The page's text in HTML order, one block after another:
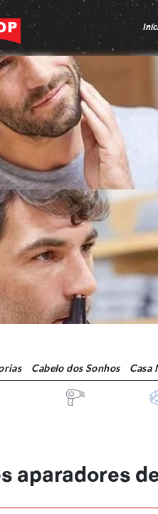
Cabelo dos Sonhos Casa
aparadores